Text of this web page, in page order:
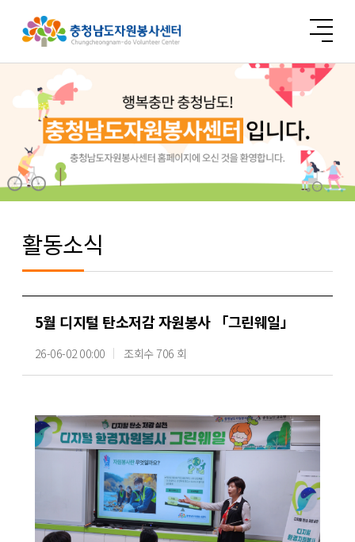
활동소식
5월 디지털 탄소저감 자원봉사 「그린웨일」
26-06-02 00:00 조회수 706 회